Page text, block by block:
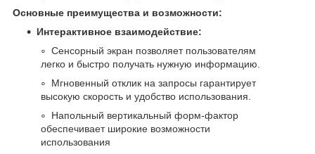
Основные преимущества и возможности:
Интерактивное взаимодействие:
Сенсорный экран позволяет пользователям
легко и быстро получать нужную информацию.
Мгновенный отклик на запросы гарантирует
высокую скорость и удобство использования.
Напольный вертикальный форм-фактор
обеспечивает широкие возможности
использования